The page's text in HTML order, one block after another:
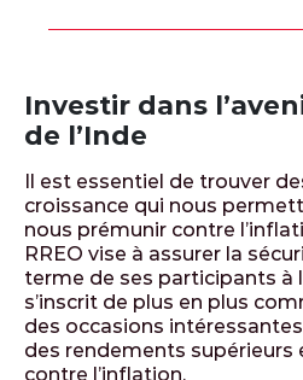
Investir dans
de l’Inde
Il est essentiel de trouver
croissance qui nous
nous prémunir contre
RREO vise à assurer la
terme de ses participants à
s’inscrit de plus en plus
des occasions
des rendements supérieurs
contre l’inflation.